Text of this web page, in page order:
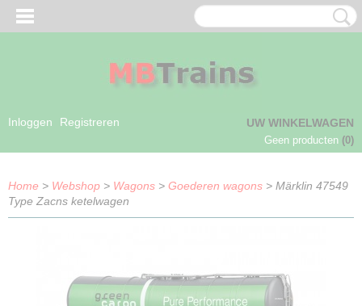
Inloggen Registreren UW WINKELWAGEN
Geen producten (0)
Home > Webshop > Wagons > Goederen wagons > Märklin 47549
Type Zacns ketelwagen